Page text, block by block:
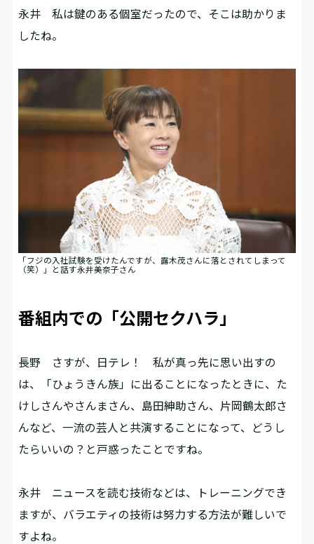
永井 私は鍵のある個室だったので、そこは助かりま
したね。
「フジの入社試験を受けたんですが、露木茂さんに落とされてしまって
（笑）」と話す永井美奈子さん
番組内での「公開セクハラ」
長野 さすが、日テレ！ 私が真っ先に思い出すの
は、「ひょうきん族」に出ることになったときに、た
けしさんやさんまさん、島田紳助さん、片岡鶴太郎さ
んなど、一流の芸人と共演することになって、どうし
たらいいの？と戸惑ったことですね。
永井 ニュースを読む技術などは、トレーニングでき
ますが、バラエティの技術は努力する方法が難しいで
すよね。